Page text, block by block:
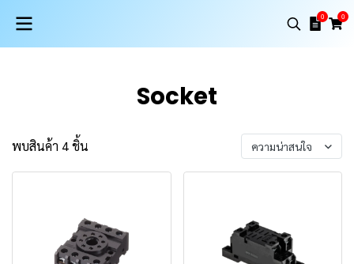
0 0
Socket
พบสินค้า 4 ชิ้น ความน่าสนใจ